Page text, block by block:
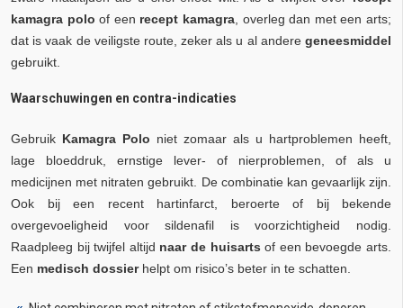
kamagra polo of een recept kamagra , overleg dan met een arts;
dat is vaak de veiligste route, zeker als u al andere geneesmiddel
gebruikt.
Waarschuwingen en contra-indicaties
Gebruik Kamagra Polo niet zomaar als u hartproblemen heeft,
lage bloeddruk, ernstige lever- of nierproblemen, of als u
medicijnen met nitraten gebruikt. De combinatie kan gevaarlijk zijn.
Ook bij een recent hartinfarct, beroerte of bij bekende
overgevoeligheid voor sildenafil is voorzichtigheid nodig.
Raadpleeg bij twijfel altijd naar de huisarts of een bevoegde arts.
Een medisch dossierhelpt om risico’s beter in te schatten.